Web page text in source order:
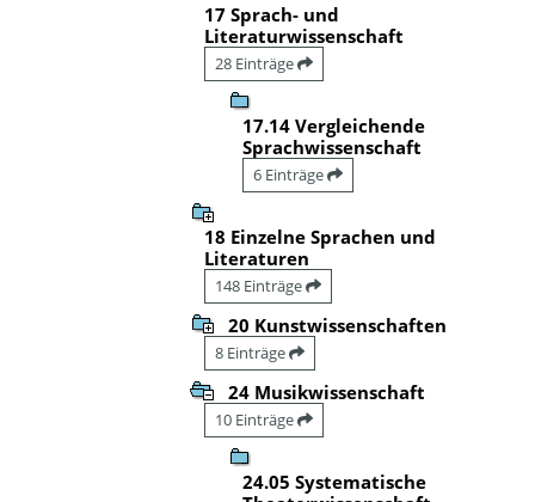
17 Sprach- und
Literaturwissenschaft
28 Einträge
17.14 Vergleichende
Sprachwissenschaft
6 Einträge
18 Einzelne Sprachen und
Literaturen
148 Einträge
20 Kunstwissenschaften
8 Einträge
24 Musikwissenschaft
10 Einträge
24.05 Systematische